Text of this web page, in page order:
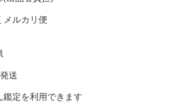
メルカリ便
送
鑑定を利用できます